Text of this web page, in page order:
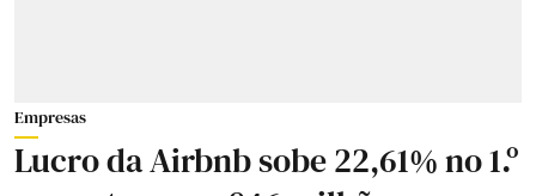
Empresas
Lucro da Airbnb sobe 22,61% no 1.º